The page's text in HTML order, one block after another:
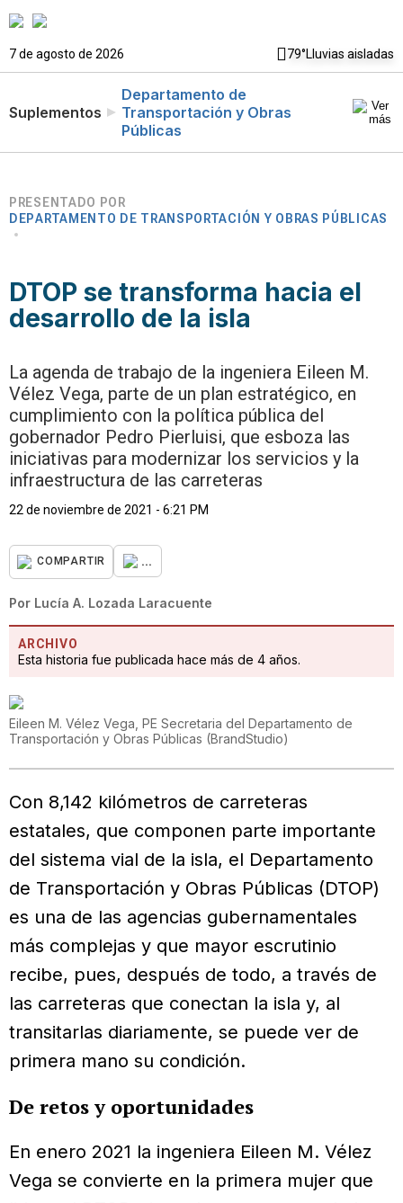
7 de agosto de 2026 79°Lluvias aisladas
Suplementos
Departamento de
Transportación y Obras
Públicas
PRESENTADO POR
DEPARTAMENTO DE TRANSPORTACIÓN Y OBRAS PÚBLICAS
DTOP se transforma hacia el
desarrollo de la isla
La agenda de trabajo de la ingeniera Eileen M.
Vélez Vega, parte de un plan estratégico, en
cumplimiento con la política pública del
gobernador Pedro Pierluisi, que esboza las
iniciativas para modernizar los servicios y la
infraestructura de las carreteras
22 de noviembre de 2021 - 6:21 PM
COMPARTIR ...
Por Lucía A. Lozada Laracuente
ARCHIVO
Esta historia fue publicada hace más de 4 años.
Eileen M. Vélez Vega, PE Secretaria del Departamento de
Transportación y Obras Públicas (BrandStudio)
Con 8,142 kilómetros de carreteras
estatales, que componen parte importante
del sistema vial de la isla, el Departamento
de Transportación y Obras Públicas (DTOP)
es una de las agencias gubernamentales
más complejas y que mayor escrutinio
recibe, pues, después de todo, a través de
las carreteras que conectan la isla y, al
transitarlas diariamente, se puede ver de
primera mano su condición.
De retos y oportunidades
En enero 2021 la ingeniera Eileen M. Vélez
Vega se convierte en la primera mujer que